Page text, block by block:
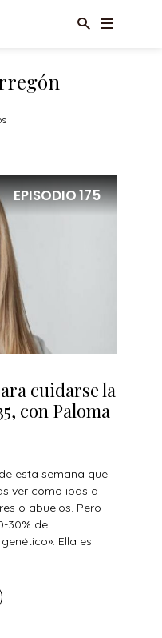
EPISODIO175
cuidarse la
con Paloma
esta semana que
ver cómo ibas a
o abuelos. Pero
30% del
Ella es